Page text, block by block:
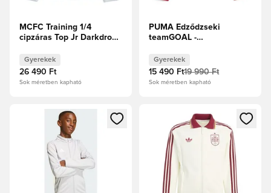
MCFC Training 1/4
cipzáras Top Jr Darkdrop
Gyerekek
26 490 Ft
Sok méretben kapható
PUMA Edződzseki
teamGOAL -
Gyerekek
15 490 Ft19 990 Ft
Sok méretben kapható
Megnyit egy modált a bejelentkezéshez vagy a tagként
Megnyit egy modált a